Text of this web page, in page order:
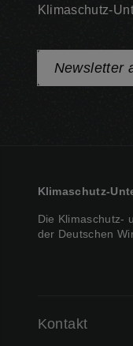
Klimaschutz-
Newsletter
Klimaschutz-
Die Klimaschutz-
der Deutschen
Kontakt